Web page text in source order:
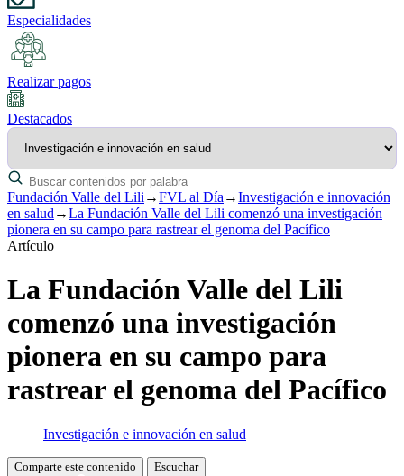
Especialidades
Realizar pagos
Destacados
Fundación Valle del Lili →FVL al Día →Investigación e innovación
en salud →La Fundación Valle del Lili comenzó una investigación
pionera en su campo para rastrear el genoma del Pacífico
Artículo
La Fundación Valle del Lili
comenzó una investigación
pionera en su campo para
rastrear el genoma del Pacífico
Investigación e innovación en salud
Comparte este contenido Escuchar